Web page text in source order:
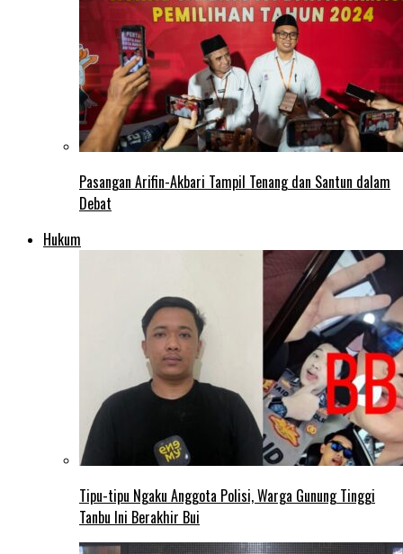
Pasangan Arifin-Akbari Tampil Tenang dan Santun dalam
Debat
Hukum
Tipu-tipu Ngaku Anggota Polisi, Warga Gunung Tinggi
Tanbu Ini Berakhir Bui